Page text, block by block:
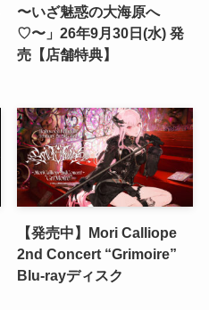
〜いざ魅惑の大海原へ
♡〜」26年9月30日(水) 発
売【店舗特典】
【発売中】Mori Calliope
2nd Concert “Grimoire”
Blu-rayディスク